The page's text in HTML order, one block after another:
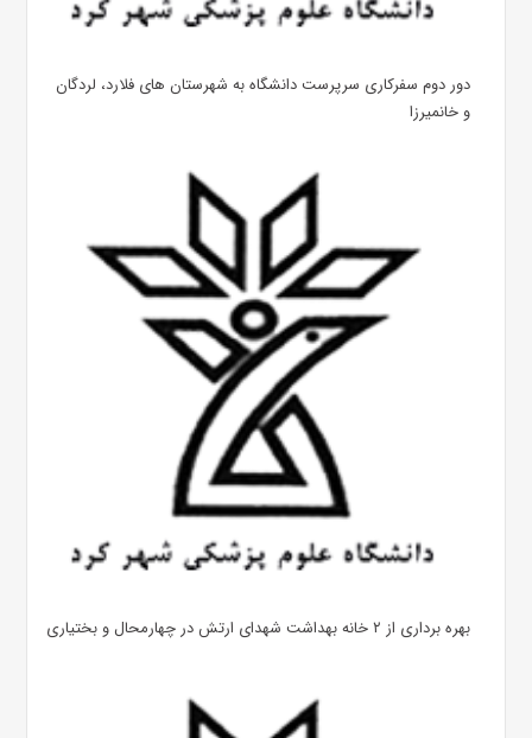
دور دوم سفرکاری سرپرست دانشگاه به شهرستان های فلارد، لردگان
و خانمیرزا
بهره ‌برداری از ۲ خانه بهداشت شهدای ارتش در چهارمحال و بختیاری